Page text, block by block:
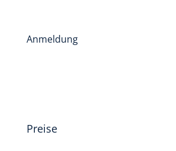
Anmeldung
Preise